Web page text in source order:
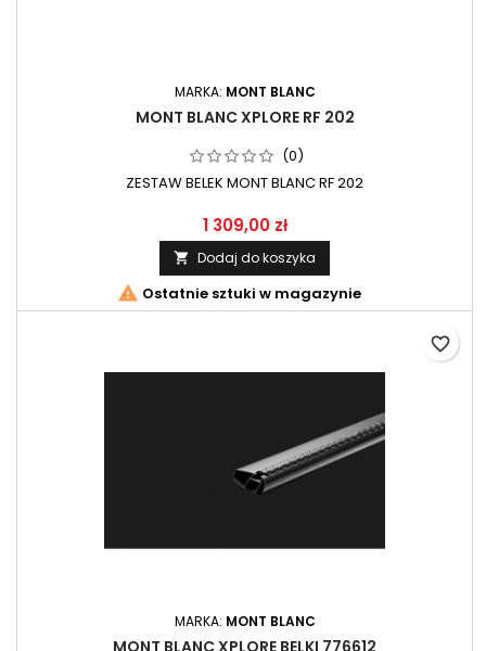
MARKA: MONT BLANC
MONT BLANC XPLORE RF 202
(0)
ZESTAW BELEK MONT BLANC RF 202
1 309,00 zł
 Dodaj do koszyka
 Ostatnie sztuki w magazynie
MARKA: MONT BLANC
MONT BLANC XPLORE BELKI 776612
favorite_border